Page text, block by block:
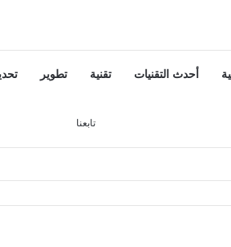
أحدث التقنيات تقنية تطوير
تابعنا